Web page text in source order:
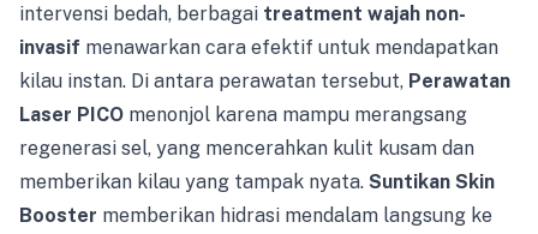
intervensi bedah, berbagai treatment wajah non-
invasif menawarkan cara efektif untuk mendapatkan
kilau instan. Di antara perawatan tersebut, Perawatan
Laser PICO menonjol karena mampu merangsang
regenerasi sel, yang mencerahkan kulit kusam dan
memberikan kilau yang tampak nyata. Suntikan Skin
Booster memberikan hidrasi mendalam langsung ke